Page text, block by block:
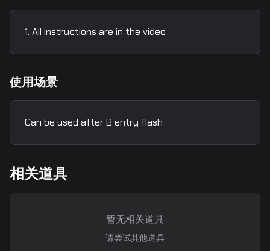
All instructions are in the video
使用场景
Can be used after B entry flash
相关道具
暂无相关道具
请尝试其他道具